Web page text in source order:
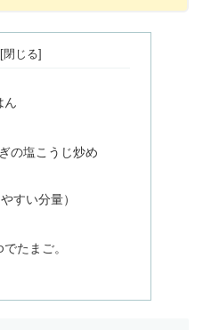
ん
の塩こうじ炒め
すい分量）
たまご。